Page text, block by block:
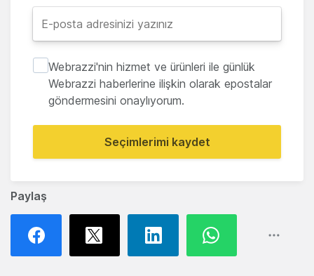
Paylaş
Webrazzi'nin hizmet ve ürünleri ile günlük
Webrazzi haberlerine ilişkin olarak epostalar
göndermesini onaylıyorum.
Seçimlerimi kaydet